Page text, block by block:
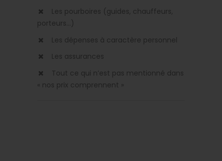
Les pourboires (guides, chauffeurs,
porteurs...)
Les dépenses à caractère personnel
Les assurances
Tout ce qui n’est pas mentionné dans
« nos prix comprennent »